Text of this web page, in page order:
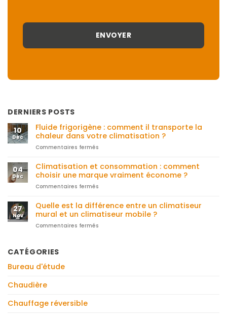
DERNIERS POSTS
10
Déc
Fluide frigorigène : comment il transporte la
chaleur dans votre climatisation ?
Commentaires fermés
frigorigène
comment
la
chaleur
04
Déc
Climatisation et consommation : comment
choisir une marque vraiment économe ?
Commentaires fermés
et
consommation
:
27
Nov
Quelle est la différence entre un climatiseur
mural et un climatiseur mobile ?
Commentaires fermés
CATÉGORIES
Bureau d'étude
Chaudière
Chauffage réversible